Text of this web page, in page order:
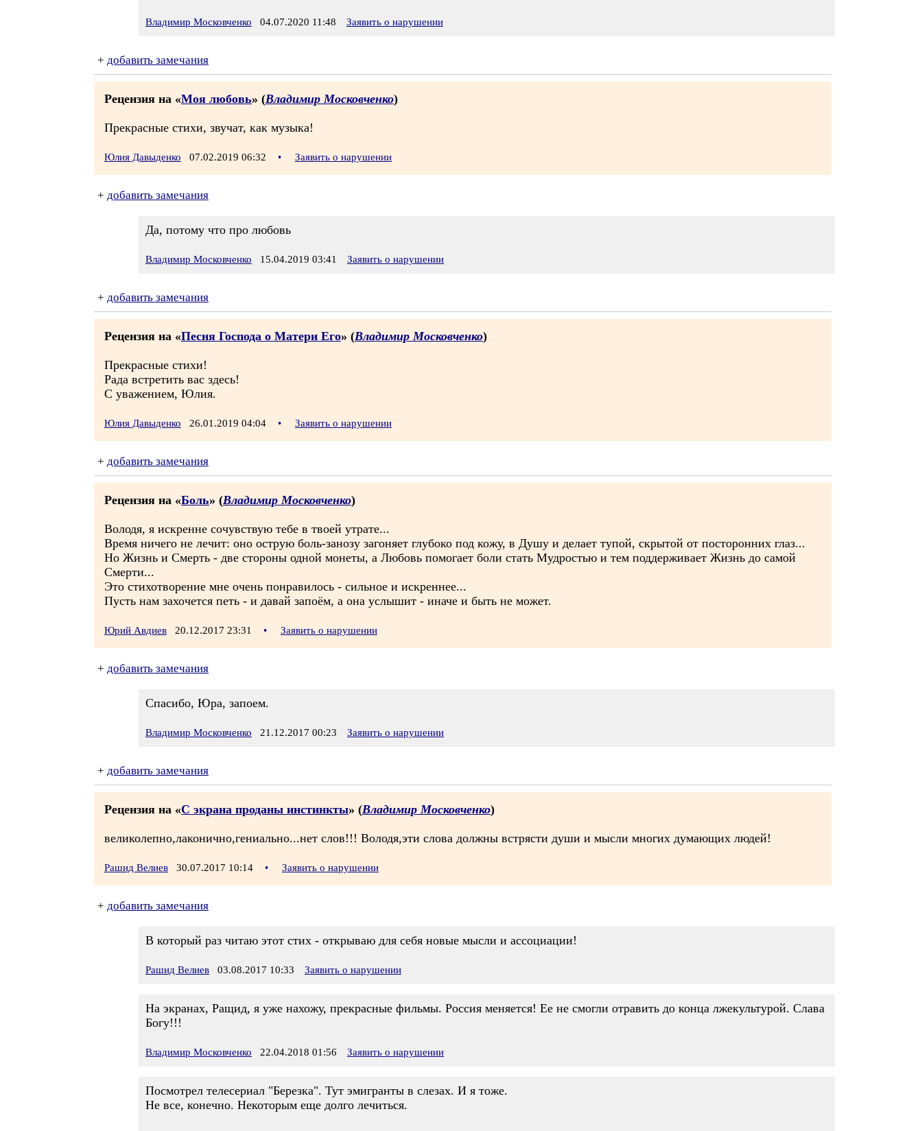
Владимир Московченко 04.07.2020 11:48 Заявить о нарушении
+ добавить замечания
Рецензия на «Моя любовь» (Владимир Московченко)
Прекрасные стихи, звучат, как музыка!
Юлия Давыденко 07.02.2019 06:32 • Заявить о нарушении
+ добавить замечания
Да, потому что про любовь
Владимир Московченко 15.04.2019 03:41 Заявить о нарушении
+ добавить замечания
Рецензия на «Песня Господа о Матери Его» (Владимир Московченко)
Прекрасные стихи!
Рада встретить вас здесь!
С уважением, Юлия.
Юлия Давыденко 26.01.2019 04:04 • Заявить о нарушении
+ добавить замечания
Рецензия на «Боль» (Владимир Московченко)
Володя, я искренне сочувствую тебе в твоей утрате...
Время ничего не лечит: оно острую боль-занозу загоняет глубоко под кожу, в Душу и делает тупой, скрытой от посторонних глаз...
Но Жизнь и Смерть - две стороны одной монеты, а Любовь помогает боли стать Мудростью и тем поддерживает Жизнь до самой
Смерти...
Это стихотворение мне очень понравилось - сильное и искреннее...
Пусть нам захочется петь - и давай запоём, а она услышит - иначе и быть не может.
Юрий Авдиев 20.12.2017 23:31 • Заявить о нарушении
+ добавить замечания
Спасибо, Юра, запоем.
Владимир Московченко 21.12.2017 00:23 Заявить о нарушении
+ добавить замечания
Рецензия на «С экрана проданы инстинкты» (Владимир Московченко)
великолепно,лаконично,гениально...нет слов!!! Володя,эти слова должны встрясти души и мысли многих думающих людей!
Рашид Велиев 30.07.2017 10:14 • Заявить о нарушении
+ добавить замечания
В который раз читаю этот стих - открываю для себя новые мысли и ассоциации!
Рашид Велиев 03.08.2017 10:33 Заявить о нарушении
На экранах, Ращид, я уже нахожу, прекрасные фильмы. Россия меняется! Ее не смогли отравить до конца лжекультурой. Слава
Богу!!!
Владимир Московченко 22.04.2018 01:56 Заявить о нарушении
Посмотрел телесериал "Березка". Тут эмигранты в слезах. И я тоже.
Не все, конечно. Некоторым еще долго лечиться.